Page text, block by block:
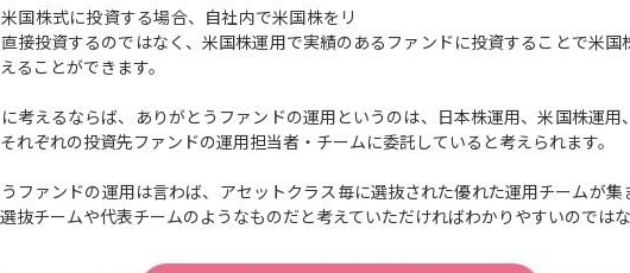
国株式に投資する場合、自社内で米国株をリ
接投資するのではなく、米国株運用で実績のあるファンドに投資することで米国
ることができます。
考えるならば、ありがとうファンドの運用というのは、日本株運用、米国株運用
れぞれの投資先ファンドの運用担当者・チームに委託していると考えられます。
ファンドの運用は言わば、アセットクラス毎に選抜された優れた運用チームが集
抜チームや代表チームのようなものだと考えていただければわかりやすいのではな